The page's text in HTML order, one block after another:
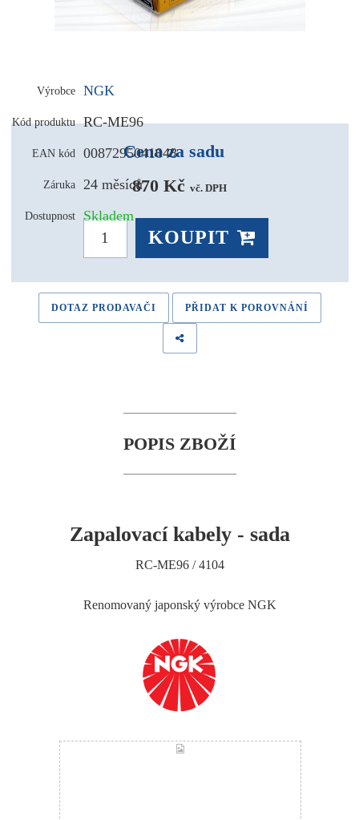
Výrobce NGK
Kód produktu RC-ME96
EAN kód 0087295041048
Záruka 24 měsíců
Dostupnost Skladem
Cena za sadu
870 Kč vč. DPH
KOUPIT
DOTAZ PRODAVAČI PŘIDAT K POROVNÁNÍ
POPIS ZBOŽÍ
Zapalovací kabely - sada
RC-ME96 / 4104
Renomovaný japonský výrobce NGK